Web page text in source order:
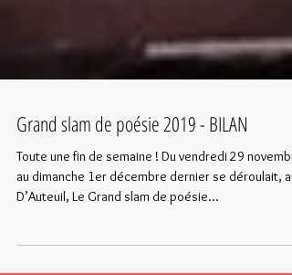
Grand slam de poésie 2019 - BILAN
Toute une fin de semaine ! Du vendredi 29
au dimanche 1er décembre dernier se déroulait, au